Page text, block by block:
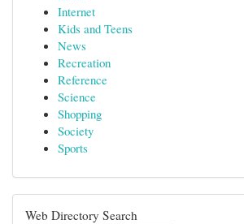
Internet
Kids and Teens
News
Recreation
Reference
Science
Shopping
Society
Sports
Web Directory Search